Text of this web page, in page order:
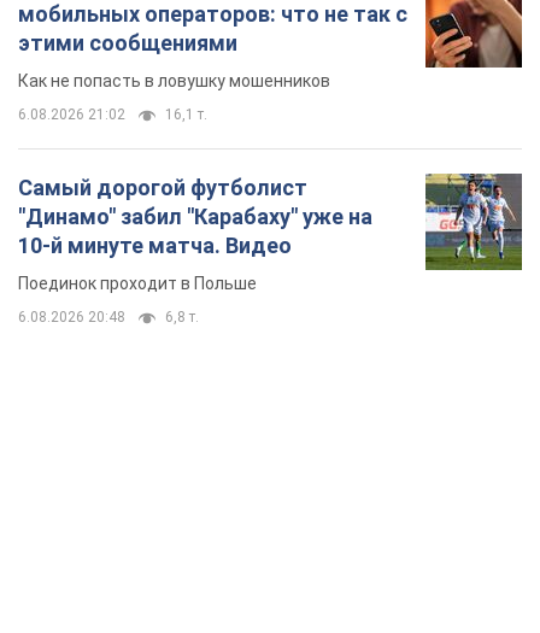
мобильных операторов: что не так с
этими сообщениями
Как не попасть в ловушку мошенников
6.08.2026 21:02 16,1 т.
Самый дорогой футболист
"Динамо" забил "Карабаху" уже на
10-й минуте матча. Видео
Поединок проходит в Польше
6.08.2026 20:48 6,8 т.